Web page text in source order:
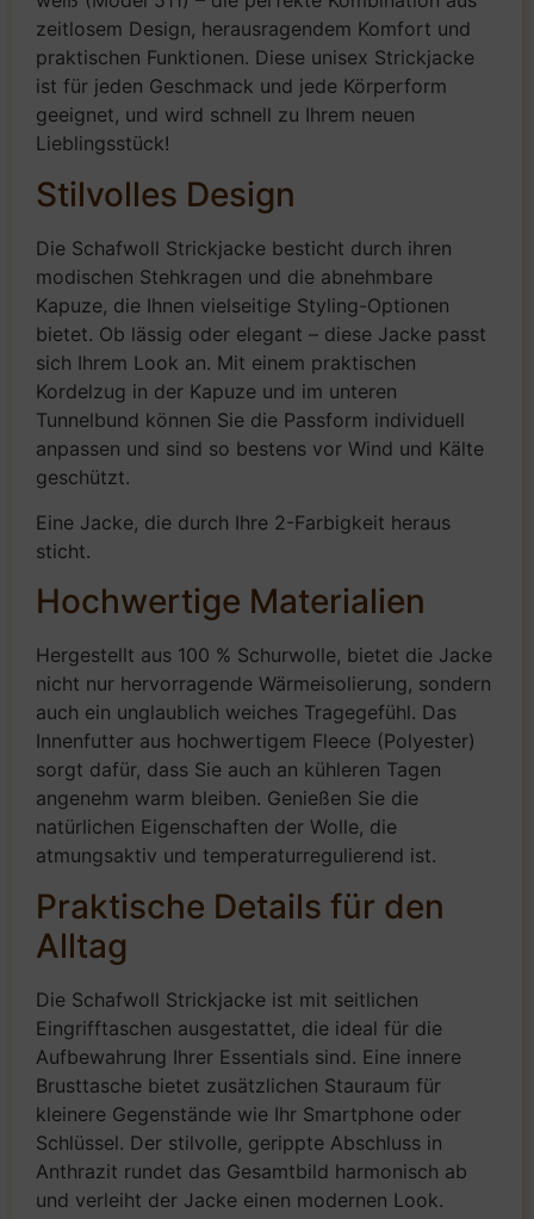
zeitlosem Design, herausragendem Komfort und
praktischen Funktionen. Diese unisex Strickjacke
ist für jeden Geschmack und jede Körperform
geeignet, und wird schnell zu Ihrem neuen
Lieblingsstück!
Stilvolles Design
Die Schafwoll Strickjacke besticht durch ihren
modischen Stehkragen und die abnehmbare
Kapuze, die Ihnen vielseitige Styling-Optionen
bietet. Ob lässig oder elegant – diese Jacke passt
sich Ihrem Look an. Mit einem praktischen
Kordelzug in der Kapuze und im unteren
Tunnelbund können Sie die Passform individuell
anpassen und sind so bestens vor Wind und Kälte
geschützt.
Eine Jacke, die durch Ihre 2-Farbigkeit heraus
sticht.
Hochwertige Materialien
Hergestellt aus 100 % Schurwolle, bietet die Jacke
nicht nur hervorragende Wärmeisolierung, sondern
auch ein unglaublich weiches Tragegefühl. Das
Innenfutter aus hochwertigem Fleece (Polyester)
sorgt dafür, dass Sie auch an kühleren Tagen
angenehm warm bleiben. Genießen Sie die
natürlichen Eigenschaften der Wolle, die
atmungsaktiv und temperaturregulierend ist.
Praktische Details für den
Alltag
Die Schafwoll Strickjacke ist mit seitlichen
Eingrifftaschen ausgestattet, die ideal für die
Aufbewahrung Ihrer Essentials sind. Eine innere
Brusttasche bietet zusätzlichen Stauraum für
kleinere Gegenstände wie Ihr Smartphone oder
Schlüssel. Der stilvolle, gerippte Abschluss in
Anthrazit rundet das Gesamtbild harmonisch ab
und verleiht der Jacke einen modernen Look.